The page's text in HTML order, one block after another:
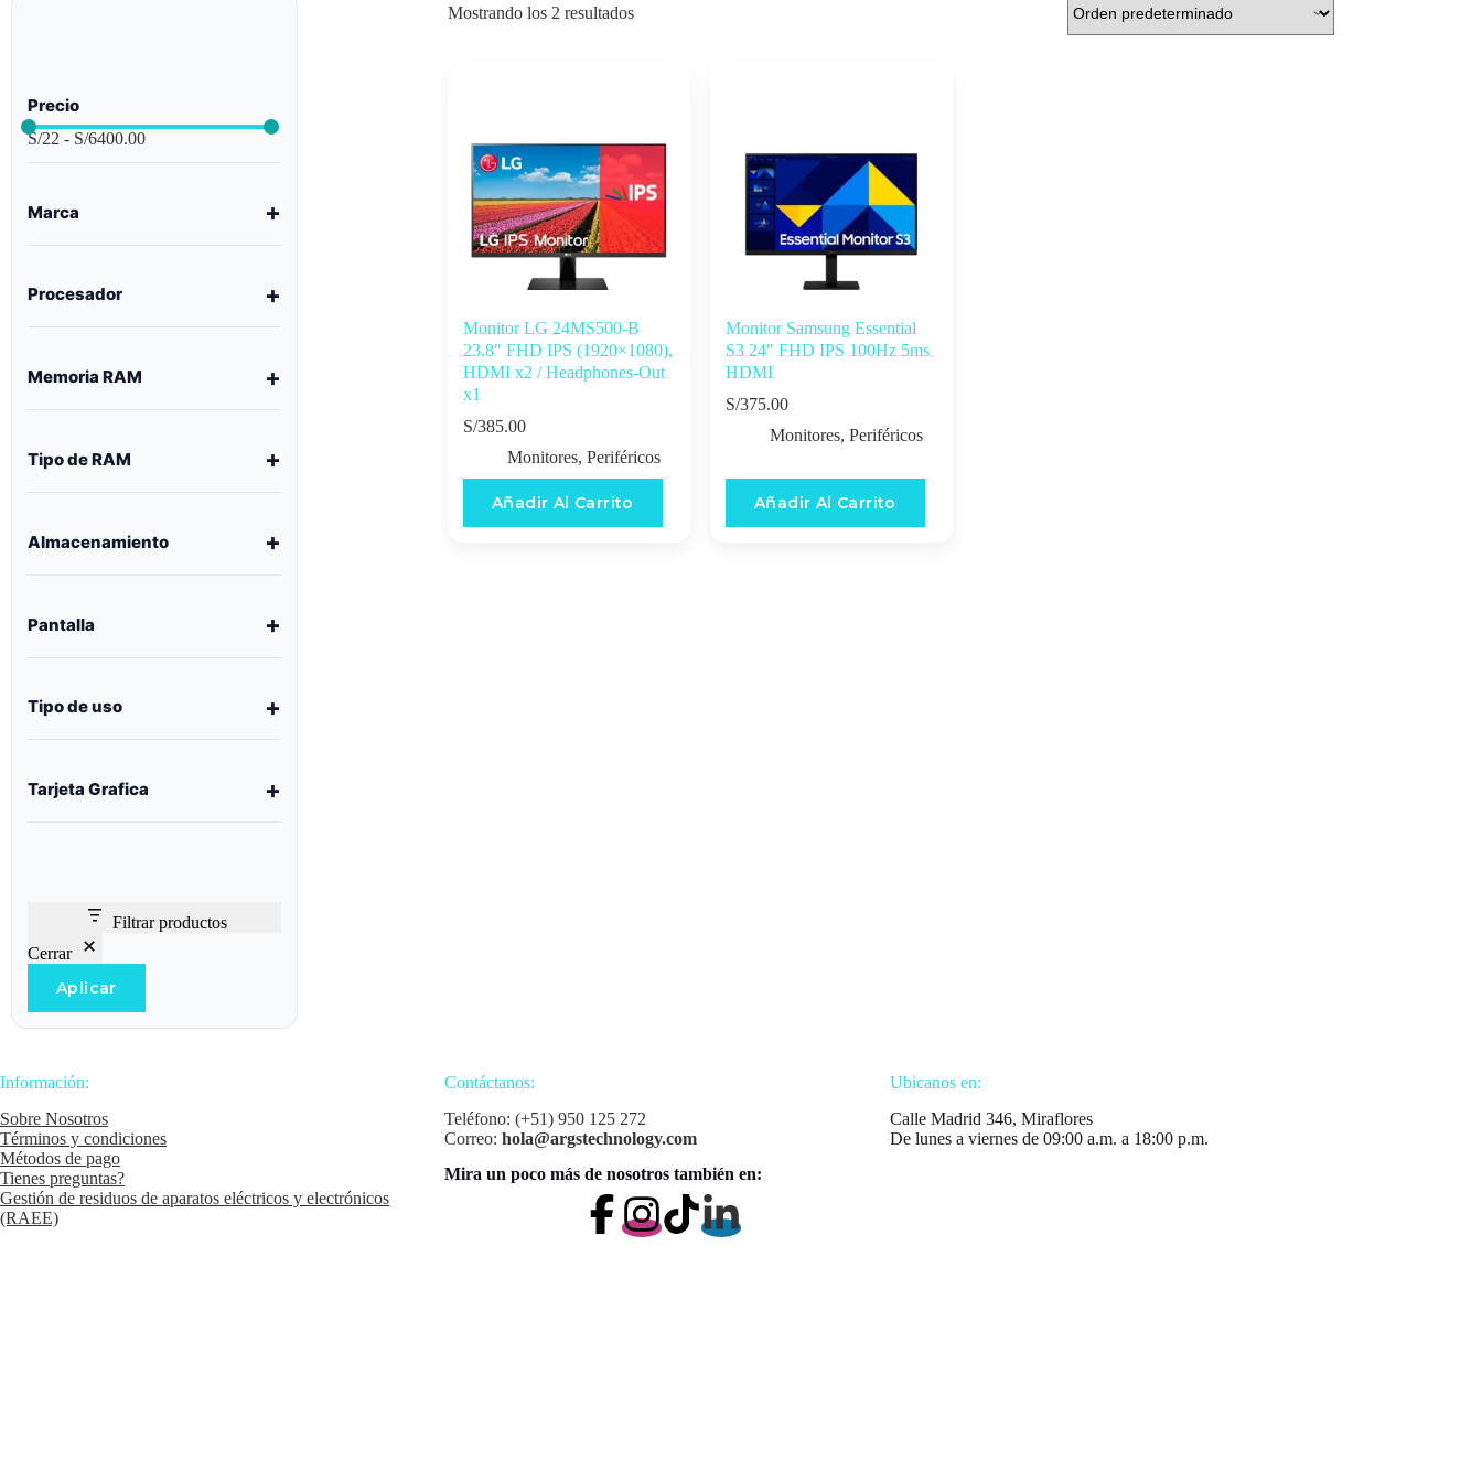
Mostrando los 2 resultados
Monitor LG 24MS500-B
23.8″ FHD IPS (1920×1080),
HDMI x2 / Headphones-Out
x1
S/385.00
Monitores, Periféricos
Añadir Al Carrito
Monitor Samsung Essential
S3 24″ FHD IPS 100Hz 5ms
HDMI
S/375.00
Monitores, Periféricos
Añadir Al Carrito
Precio
S/22 - S/6400.00
Marca
Procesador
Memoria RAM
Tipo de RAM
Almacenamiento
Pantalla
Tipo de uso
Tarjeta Grafica
Filtrar productos
Cerrar
Aplicar
Información:
Sobre Nosotros
Términos y condiciones
Métodos de pago
Tienes preguntas?
Gestión de residuos de aparatos eléctricos y electrónicos
(RAEE)
Contáctanos:
Teléfono: (+51) 950 125 272
Correo:hola@argstechnology.com
Mira un poco más de nosotros también en:
Ubicanos en:
Calle Madrid 346, Miraflores
De lunes a viernes de 09:00 a.m. a 18:00 p.m.